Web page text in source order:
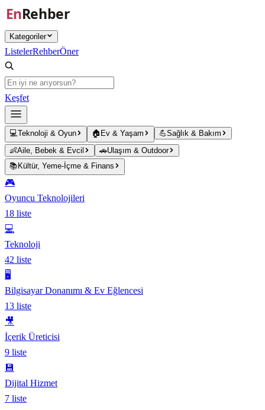
Ana içeriğe atla
Kategoriler
ListelerRehberÖner
Keşfet
💻Teknoloji & Oyun 🏠 Ev & Yaşam 💪Sağlık & Bakım
👶Aile, Bebek & Evcil 🚗Ulaşım & Outdoor
📚 Kültür, Yeme-İçme & Finans
🎮
Oyuncu Teknolojileri
18 liste
💻
Teknoloji
42 liste
🖥️
Bilgisayar Donanımı & Ev Eğlencesi
13 liste
🎥
İçerik Üreticisi
9 liste
💾
Dijital Hizmet
7 liste